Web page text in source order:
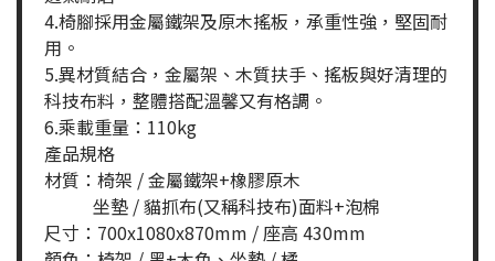
4.椅腳採用金屬鐵架及原木搖板，承重性強，堅固耐
用。
5.異材質結合，金屬架、木質扶手、搖板與好清理的
科技布料，整體搭配溫馨又有格調。
6.乘載重量：110kg
產品規格
材質：椅架 / 金屬鐵架+橡膠原木
坐墊 / 貓抓布(又稱科技布)面料+泡棉
尺寸：700x1080x870mm / 座高 430mm